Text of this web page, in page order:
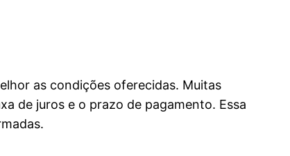
as condições oferecidas. Muitas
de juros e o prazo de pagamento. Essa